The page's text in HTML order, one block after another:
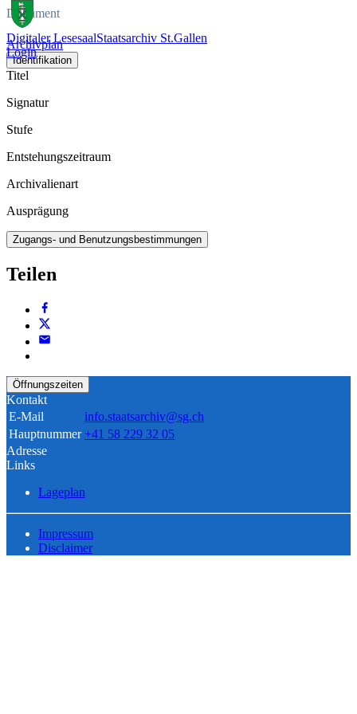
Digitaler LesesaalStaatsarchiv St.Gallen
Login
Dokument
Archivplan
Identifikation
Titel
Signatur
Stufe
Entstehungszeitraum
Archivalienart
Ausprägung
Zugangs- und Benutzungsbestimmungen
Teilen
Öffnungszeiten
Kontakt
E-Mail
info.staatsarchiv@sg.ch
Hauptnummer +41 58 229 32 05
Adresse
Links
Lageplan
Impressum
Disclaimer